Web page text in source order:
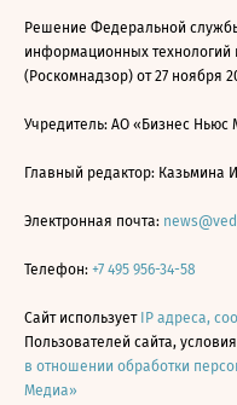
Решение Федеральной
информационных технологий
(Роскомнадзор) от 27 ноября
Учредитель: АО «Бизнес Ньюс
Главный редактор: Казьмина
Электронная почта:
Телефон: +7 495 956-34-58
Сайт использует IP адреса,
Пользователей сайта,
в отношении обработки
Медиа»